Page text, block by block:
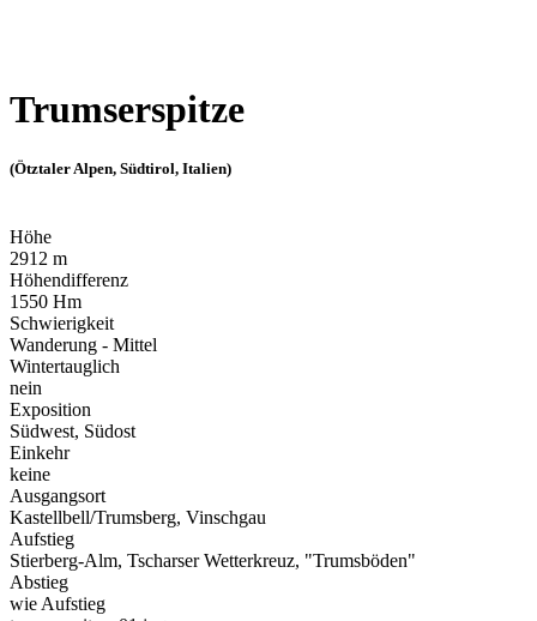
Trumserspitze
(Ötztaler Alpen, Südtirol, Italien)
Höhe
2912 m
Höhendifferenz
1550 Hm
Schwierigkeit
Wanderung - Mittel
Wintertauglich
nein
Exposition
Südwest, Südost
Einkehr
keine
Ausgangsort
Kastellbell/Trumsberg, Vinschgau
Aufstieg
Stierberg-Alm, Tscharser Wetterkreuz, "Trumsböden"
Abstieg
wie Aufstieg